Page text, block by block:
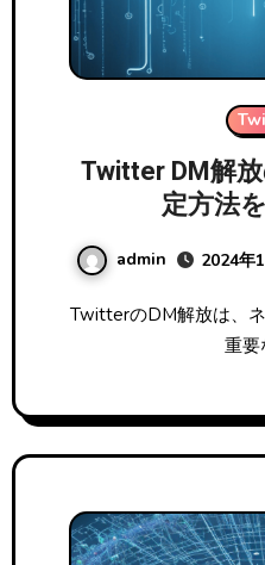
Twitter DM解
定方法
admin 2024年
TwitterのDM解放は、ネットワークを広げるのに
重